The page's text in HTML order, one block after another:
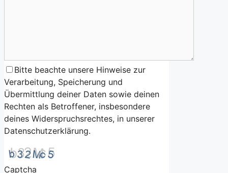
Bitte beachte unsere Hinweise zur
Verarbeitung, Speicherung und
Übermittlung deiner Daten sowie deinen
Rechten als Betroffener, insbesondere
deines Widerspruchsrechtes, in unserer
Datenschutzerklärung.
Captcha